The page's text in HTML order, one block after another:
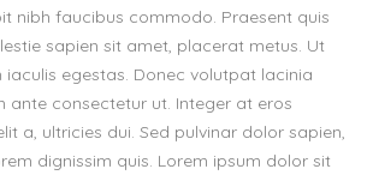
nibh faucibus commodo. Praesent quis
sapien sit amet, placerat metus. Ut
egestas. Donec volutpat lacinia
ante consectetur ut. Integer at eros
a, ultricies dui. Sed pulvinar dolor sapien,
dignissim quis. Lorem ipsum dolor sit